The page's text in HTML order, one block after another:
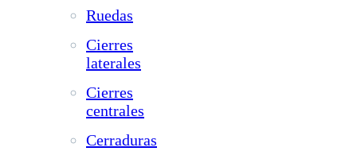
Ruedas
Cierres
laterales
Cierres
centrales
Cerraduras